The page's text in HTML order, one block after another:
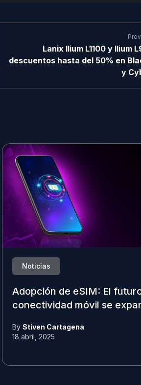
Lanix Ilium L1100 y Ilium
descuentos hasta del 50% en
y
Noticias
Adopción de eSIM: El
conectividad móvil se
By Stiven Cartagena
18 abril, 2025